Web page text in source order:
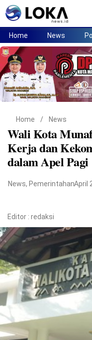
Home News
Ekobis
Sport Pendidikan
Lifestyle
©
2026
Loka
News
-
All
right
reserved
Home News
Home / News
Wali Kota
Kerja dan
dalam Apel Pagi
News, PemerintahanApril
Editor : redaksi